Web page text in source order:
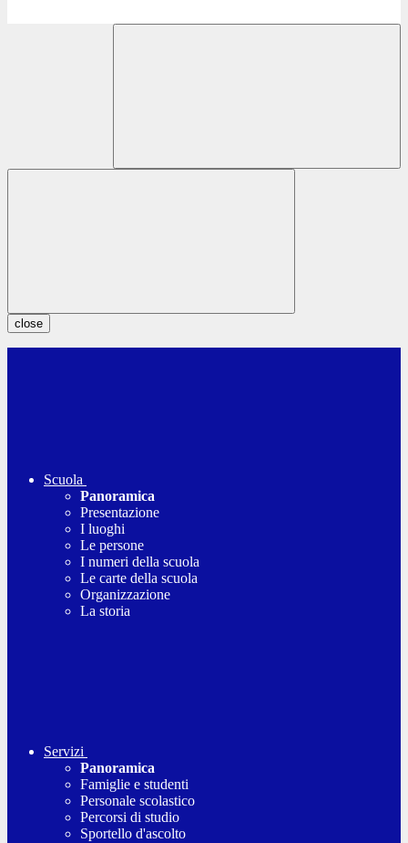
close
Scuola
Panoramica
Presentazione
I luoghi
Le persone
I numeri della scuola
Le carte della scuola
Organizzazione
La storia
Servizi
Panoramica
Famiglie e studenti
Personale scolastico
Percorsi di studio
Sportello d'ascolto